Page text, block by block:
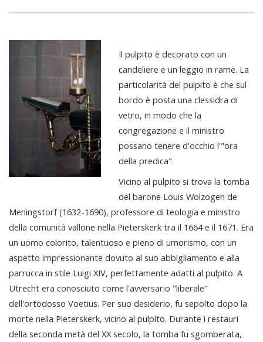
Il pulpito è decorato con un
candeliere e un leggio in rame. La
particolarità del pulpito è che sul
bordo è posta una clessidra di
vetro, in modo che la
congregazione e il ministro
possano tenere d'occhio l'"ora
della predica".
Vicino al pulpito si trova la tomba
del barone Louis Wolzogen de
Meningstorf (1632-1690), professore di teologia e ministro
della comunità vallone nella Pieterskerk tra il 1664 e il 1671. Era
un uomo colorito, talentuoso e pieno di umorismo, con un
aspetto impressionante dovuto al suo abbigliamento e alla
parrucca in stile Luigi XIV, perfettamente adatti al pulpito. A
Utrecht era conosciuto come l'avversario "liberale"
dell'ortodosso Voetius. Per suo desiderio, fu sepolto dopo la
morte nella Pieterskerk, vicino al pulpito. Durante i restauri
della seconda metà del XX secolo, la tomba fu sgomberata,